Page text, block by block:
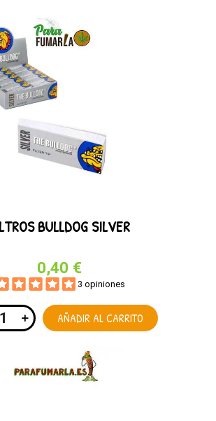
BULLDOG SILVER
0,40 €
3 opiniones
AÑADIR AL CARRITO